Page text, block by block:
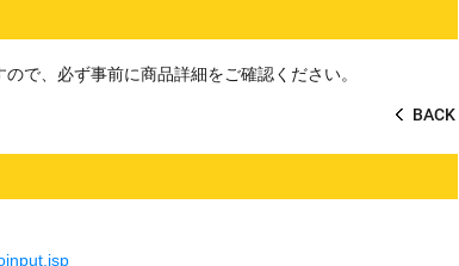
で、必ず事前に商品詳細をご確認ください。
BACK